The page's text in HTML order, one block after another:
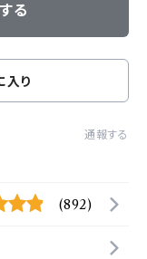
る
入り
通報する
(892)